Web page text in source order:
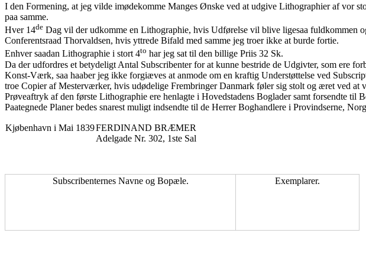
I den Formening, at jeg vilde imødekomme Manges Ønske ved at udgive Lithographier af vor
paa samme.
Hver 14de Dag vil der udkomme en Lithographie, hvis Udførelse vil blive ligesaa fuldkommen
Conferentsraad Thorvaldsen, hvis yttrede Bifald med samme jeg troer ikke at burde fortie.
Enhver saadan Lithographie i stort 4to har jeg sat til den billige Priis 32 Sk.
Da der udfordres et betydeligt Antal Subscribenter for at kunne bestride de Udgivter, som ere
Konst-Værk, saa haaber jeg ikke forgiæves at anmode om en kraftig Understøttelse ved
troe Copier af Mesterværker, hvis udødelige Frembringer Danmark føler sig stolt og æret ved at
Prøveaftryk af den første Lithographie ere henlagte i Hovedstadens Boglader samt forsendte til
Paategnede Planer bedes snarest muligt indsendte til de Herrer Boghandlere i Provindserne,
Kjøbenhavn i Mai 1839FERDINAND BRÆMER
Adelgade Nr. 302, 1ste Sal
Subscribenternes Navne og Bopæle. Exemplarer.